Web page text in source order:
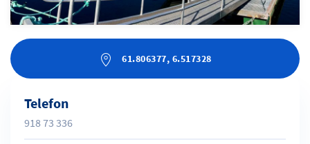
61.806377, 6.517328
Telefon
918 73 336